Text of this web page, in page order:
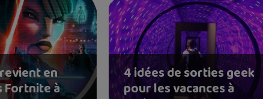
en
Fortnite à
4 idées de sorties geek
pour les vacances à